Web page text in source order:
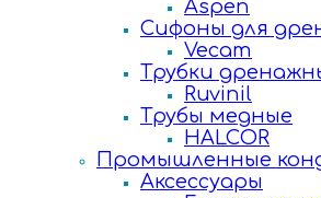
Aspen
Сифоны для
Vecam
Трубки
Ruvinil
Трубы медные
HALCOR
Промышленные
Аксессуары